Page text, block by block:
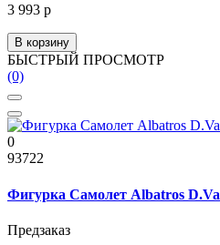
3 993 р
В корзину
БЫСТРЫЙ ПРОСМОТР
(0)
0
93722
Фигурка Самолет Albatros D.Va
Предзаказ